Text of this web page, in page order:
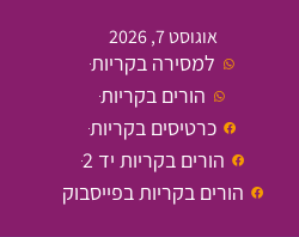
אוגוסט 7, 2026
למסירה בקריות
הורים בקריות
כרטיסים בקריות
הורים בקריות יד 2
הורים בקריות בפייסבוק